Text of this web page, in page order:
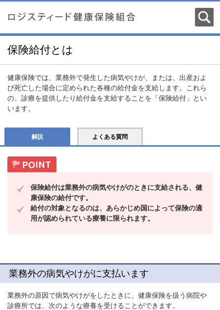
保険給付とは
健康保険では、業務外で発生した病気やけが、または、出産およ
び死亡した場合に定められた各種の給付金を支給します。これら
の、診療を提供したり給付金を支給することを「保険給付」とい
います。
解説 よくある質問
保険給付は業務外の病気やけがのときに支給される、健
康保険の給付です。
給付の対象となるのは、あらかじめ国によって保険の適
用が認められている療養に限られます。
業務外の病気やけがに支払います
業務外の原因で病気やけがをしたときに、健康保険を扱う病院や
診療所では、次のような療養を受けることができます。